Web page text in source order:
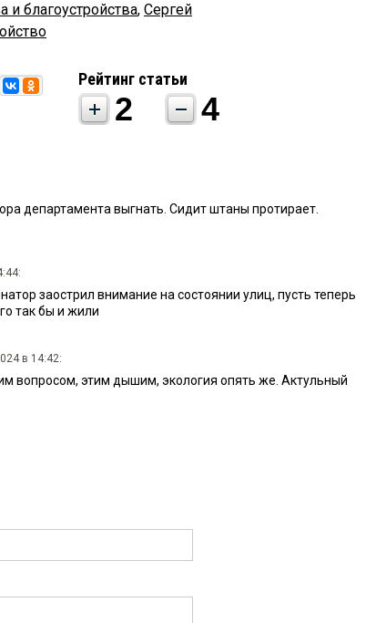
и благоустройства, Сергей
Рейтинг статьи
2 4
департамента выгнать. Сидит штаны протирает.
заострил внимание на состоянии улиц, пусть теперь
так бы и жили
в 14:42:
вопросом, этим дышим, экология опять же. Актульный
Сколько из них рабочих? 400-500 чел? И это с
неполная. Остальные чем занимаются? Каэски
нет...
хоть по 3 часа в день, чтоб не сидели просто так